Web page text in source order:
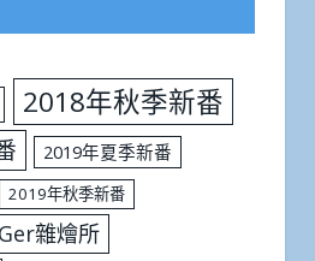
2018年秋季新番
2019年夏季新番
2019年秋季新番
雜燴所